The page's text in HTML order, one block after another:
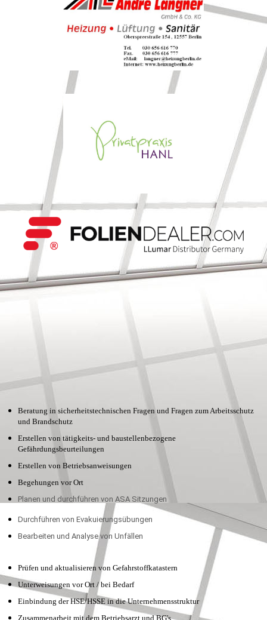
Beratung in sicherheitstechnischen Fragen und Fragen zum Arbeitsschutz
und Brandschutz
Erstellen von tätigkeits- und baustellenbezogene
Gefährdungsbeurteilungen
Erstellen von Betriebsanweisungen
Begehungen vor Ort
Planen und durchführen von ASA Sitzungen
Durchführen von Evakuierungsübungen
Bearbeiten und Analyse von Unfällen
Prüfen und aktualisieren von Gefahrstoffkatastern
Unterweisungen vor Ort / bei Bedarf
Einbindung der HSE/HSSE in die Unternehmensstruktur
Zusammenarbeit mit dem Betriebsarzt und BG's